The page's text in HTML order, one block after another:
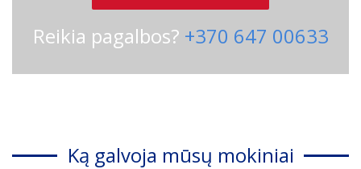
Reikia pagalbos? +370 647 00633
Ką galvoja mūsų mokiniai